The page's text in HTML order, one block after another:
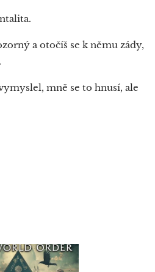
a otočíš se k němu zády,
mně se to hnusí, ale